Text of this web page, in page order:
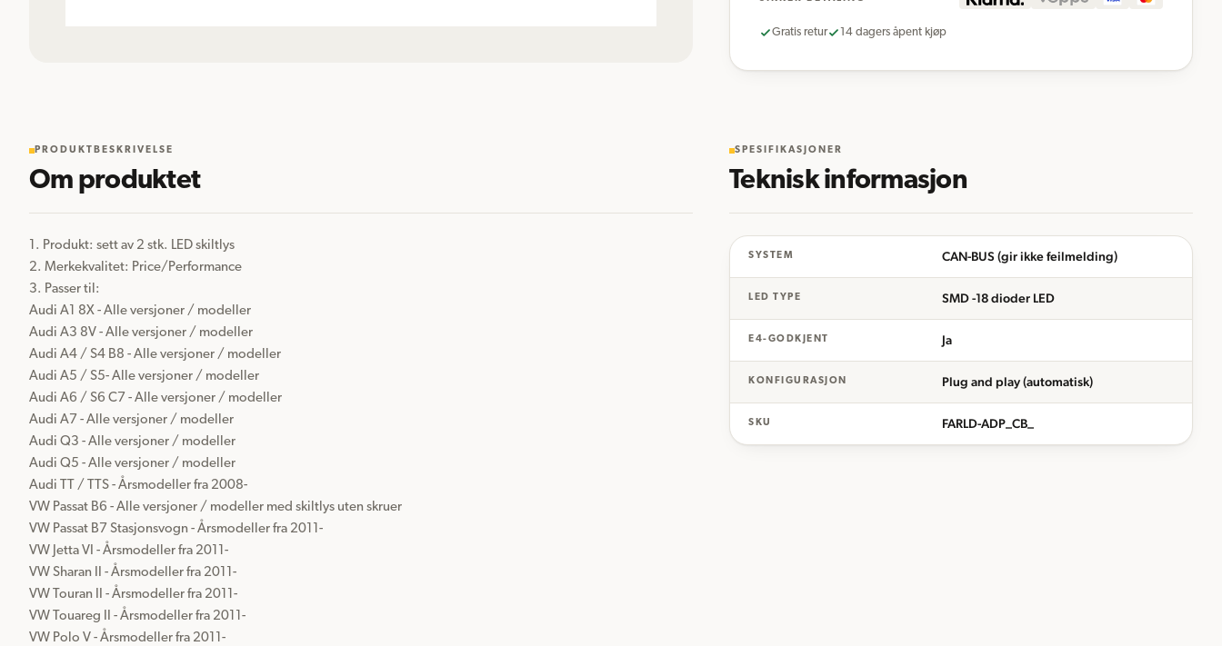
Gratis retur 14 dagers åpent kjøp
PRODUKTBESKRIVELSE
Om produktet
1. Produkt: sett av 2 stk. LED skiltlys
2. Merkekvalitet: Price/Performance
3. Passer til:
Audi A1 8X - Alle versjoner / modeller
Audi A3 8V - Alle versjoner / modeller
Audi A4 / S4 B8 - Alle versjoner / modeller
Audi A5 / S5- Alle versjoner / modeller
Audi A6 / S6 C7 - Alle versjoner / modeller
Audi A7 - Alle versjoner / modeller
Audi Q3 - Alle versjoner / modeller
Audi Q5 - Alle versjoner / modeller
Audi TT / TTS - Årsmodeller fra 2008-
VW Passat B6 - Alle versjoner / modeller med skiltlys uten skruer
VW Passat B7 Stasjonsvogn - Årsmodeller fra 2011-
VW Jetta VI - Årsmodeller fra 2011-
VW Sharan II - Årsmodeller fra 2011-
VW Touran II - Årsmodeller fra 2011-
VW Touareg II - Årsmodeller fra 2011-
VW Polo V - Årsmodeller fra 2011-
SPESIFIKASJONER
Teknisk informasjon
SYSTEM CAN-BUS (gir ikke feilmelding)
LED TYPE SMD -18 dioder LED
E4-GODKJENT Ja
KONFIGURASJON Plug and play (automatisk)
SKU FARLD-ADP_CB_